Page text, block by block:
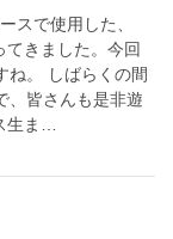
スで使用した、
てきました。今回
ね。 しばらくの間
、皆さんも是非遊
生ま…